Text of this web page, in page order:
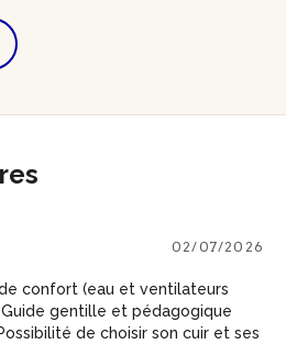
02/07/2026
confort (eau et ventilateurs
gentille et pédagogique
de choisir son cuir et ses